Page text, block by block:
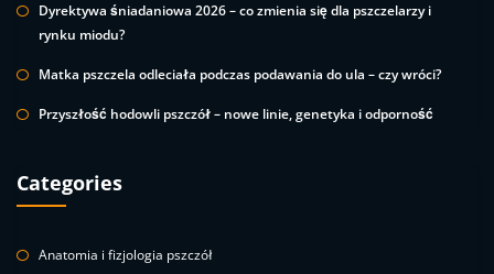
Dyrektywa śniadaniowa 2026 – co zmienia się dla pszczelarzy i
rynku miodu?
Matka pszczela odleciała podczas podawania do ula – czy wróci?
Przyszłość hodowli pszczół – nowe linie, genetyka i odporność
Categories
Anatomia i fizjologia pszczół